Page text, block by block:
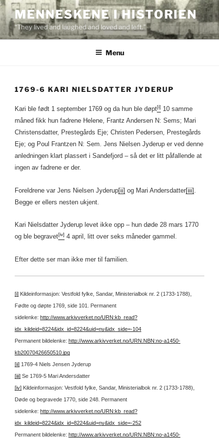
Skip
to
content
MENNESKENE I HISTORIEN
“They lived and laughed and loved and left.”
Menu
1769-6 KARI NIELSDATTER JYDERUP
Kari ble født 1 september 1769 og da hun ble døpt[i] 10 samme
måned fikk hun fadrene Helene, Frantz Andersen N: Sems; Mari
Christensdatter, Prestegårds Eje; Christen Pedersen, Prestegårds
Eje; og Poul Frantzen N: Sem. Jens Nielsen Jyderup er ved denne
anledningen klart plassert i Sandefjord – så det er litt påfallende at
ingen av fadrene er der.
Foreldrene var Jens Nielsen Jyderup[ii] og Mari Andersdatter[iii]
Begge er ellers nesten ukjent.
Kari Nielsdatter Jyderup levet ikke opp – hun døde 28 mars 1770
og ble begravet[iv] 4 april, litt over seks måneder gammel.
Efter dette ser man ikke mer til familien.
[i] Kildeinformasjon: Vestfold fylke, Sandar, Ministerialbok nr. 2 (1733-1788),
Fødte og døpte 1769, side 101. Permanent
sidelenke: http://www.arkivverket.no/URN:kb_read?
idx_kildeid=8224&idx_id=8224&uid=ny&idx_side=-104
Permanent bildelenke: http://www.arkivverket.no/URN:NBN:no-a1450-
kb20070426650510.jpg
[ii] 1769-4 Niels Jensen Jyderup
[iii] Se 1769-5 Mari Andersdatter
[iv] Kildeinformasjon: Vestfold fylke, Sandar, Ministerialbok nr. 2 (1733-1788),
Døde og begravede 1770, side 248. Permanent
sidelenke: http://www.arkivverket.no/URN:kb_read?
idx_kildeid=8224&idx_id=8224&uid=ny&idx_side=-252
Permanent bildelenke: http://www.arkivverket.no/URN:NBN:no-a1450-